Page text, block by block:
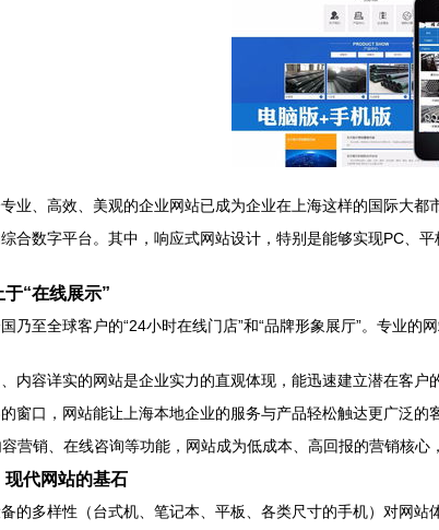
业、高效、美观的企业网站已成为企业在上海这样的国际大
合数字平台。其中，响应式网站设计，特别是能够实现PC、
“在线展示”
乃至全球客户的“24小时在线门店”和“品牌形象展厅”。专业的网
内容详实的网站是企业实力的直观体现，能迅速建立潜在客户
窗口，网站能让上海本地企业的服务与产品轻松触达更广泛的
营销、在线咨询等功能，网站成为低成本、高回报的营销核心
现代网站的基石
的多样性（台式机、笔记本、平板、各类尺寸的手机）对网站